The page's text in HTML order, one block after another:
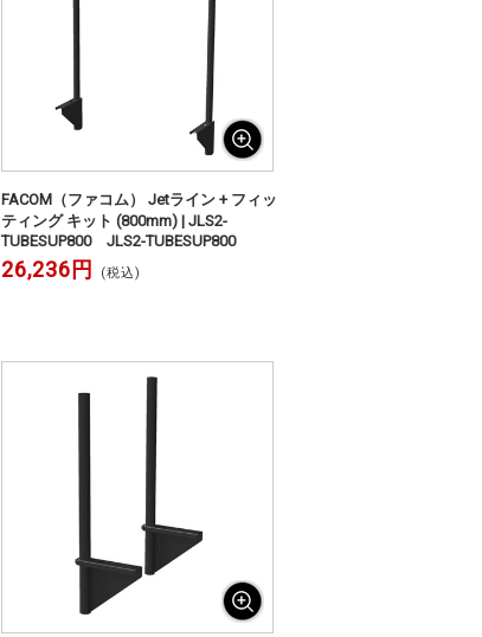
FACOM（ファコム） Jetライン + フィッ
ティング キット (800mm) | JLS2-
TUBESUP800 JLS2-TUBESUP800
26,236円 (税込)